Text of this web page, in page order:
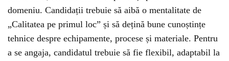
domeniu. Candidații trebuie să aibă o mentalitate de
„Calitatea pe primul loc” și să dețină bune cunoștințe
tehnice despre echipamente, procese și materiale. Pentru
a se angaja, candidatul trebuie să fie flexibil, adaptabil la